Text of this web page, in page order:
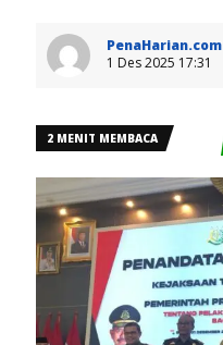
PenaHarian.com
1 Des 2025 17:31
2 MENIT MEMBACA